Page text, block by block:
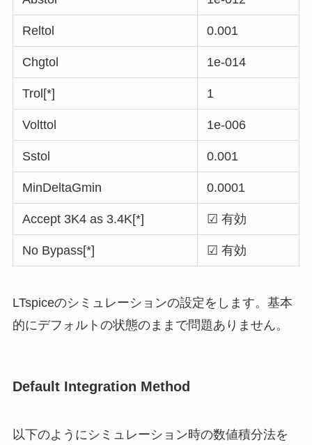
Reltol 0.001
Chgtol 1e-014
Trol[*] 1
Volttol 1e-006
Sstol 0.001
MinDeltaGmin 0.0001
Accept 3K4 as 3.4K[*] ☑ 有効
No Bypass[*] ☑ 有効
LTspiceのシミュレーションの設定をします。基本
的にデフォルトの状態のまま で問題ありません。
Default Integration Method
以下のようにシミュレーション時の数値積分法を